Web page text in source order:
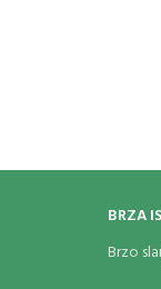
BRZA
Brzo